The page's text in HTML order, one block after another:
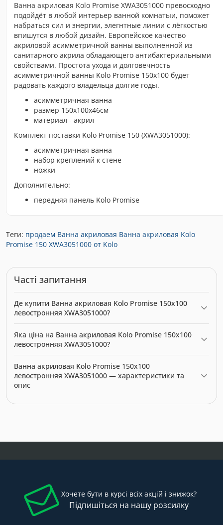
Ванна акриловая Kolo Promise XWA3051000 превосходно
подойдёт в любой интерьер ванной комнатыи, поможет
набраться сил и энергии, элегнтные линии с лёгкостью
впишутся в любой дизайн. Европейское качество
акриловой асимметричной ванны выполненной из
санитарного акрила обладающего антибактериальными
свойствами. Простота ухода и долговечность
асимметричной ванны Kolo Promise 150х100 будет
радовать каждого владельца долгие годы.
асимметричная ванна
размер 150х100x46см
материал - акрил
Комплект поставки Kolo Promise 150 (XWA3051000):
асимметричная ванна
набор креплений к стене
ножки
Дополнительно:
передняя панель Kolo Promise
Теги: продаем Ванна акриловая Ванна акриловая Kolo
Promise 150 XWA3051000 от Kolo
Часті запитання
Де купити Ванна акриловая Kolo Promise 150x100
левостронняя XWA3051000?
XWA3051000 можна купити в нашому інтернет-магазині за
ціною 5621.00 грн. Категорія:
Яка ціна на Ванна акриловая Kolo Promise 150x100
левостронняя XWA3051000?
левостронняя XWA3051000 — 5621.00 грн. Виробник: Kolo.
Ванна акриловая Kolo Promise 150x100
левостронняя XWA3051000 — характеристики та
опис
Хочете бути в курсі всіх акцій і знижок?
Підпишіться на нашу розсилку